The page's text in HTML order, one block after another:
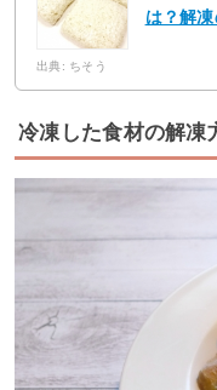
は？解
出典: ちそう
冷凍した食材の解凍